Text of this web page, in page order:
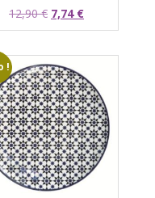
12,90€ Le
prix
était :
12,90 €.
7,74 €Le
prix
est :
7,74 €.
!